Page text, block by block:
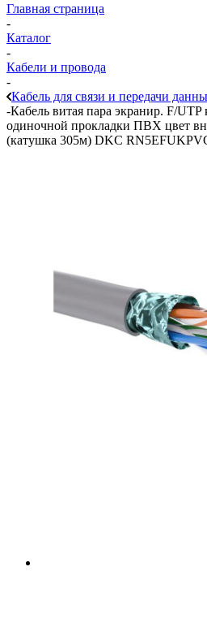
Главная страница
-
Каталог
-
Кабели и провода
-
Кабель для связи и передачи
-Кабель витая пара экранир. F/UTP
одиночной прокладки ПВХ цвет
(катушка 305м) DKC